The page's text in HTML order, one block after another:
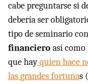
cabe preguntarse si
debería ser
tipo de seminario con
financiero así como
que hayquien hace
las grandes fortunas